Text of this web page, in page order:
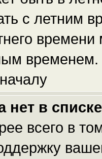
с летним
временем.
нет в
всего в